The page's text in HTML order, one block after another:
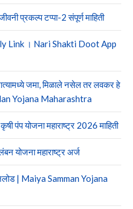
प्रकल्प टप्पा-2 संपूर्ण माहिती
Link । Nari Shakti Doot App
जमा, मिळाले नसेल तर लवकर हे
Yojana Maharashtra
पंप योजना महाराष्ट्र 2026 माहिती
योजना महाराष्ट्र अर्ज
| Maiya Samman Yojana